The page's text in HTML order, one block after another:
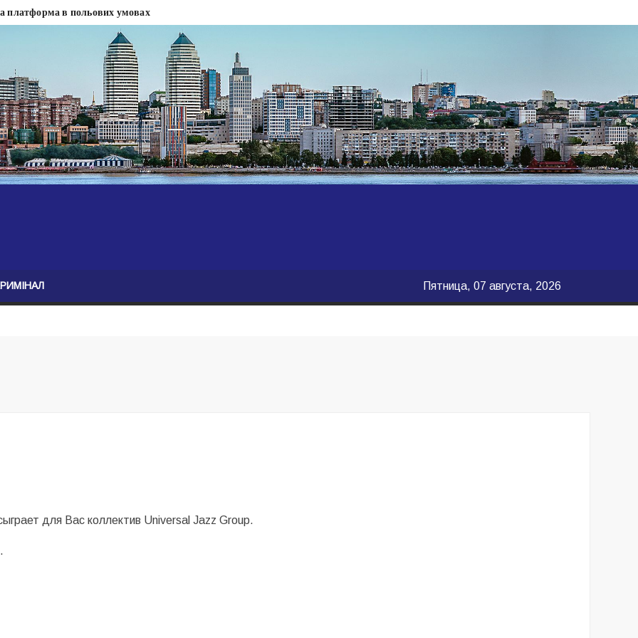
платформа в польових умовах
міськради Дніпра — ЗМІ
нелегального бізнесу, збагатився під час війни — ЗМІ
записали звернення про ситуацію на фронті
Безугла закликає валити Сирського
моду
керівництва армії
Пятница, 07 августа, 2026
для Вас коллектив Universal Jazz Group.